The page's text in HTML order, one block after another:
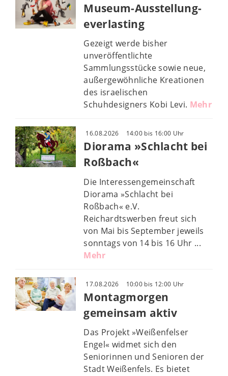
Museum-Ausstellung-
everlasting
Gezeigt werde bisher
unveröffentlichte
Sammlungsstücke sowie neue,
außergewöhnliche Kreationen
des israelischen
Schuhdesigners Kobi Levi. Mehr
16.08.2026 14:00 bis 16:00 Uhr
Diorama »Schlacht bei
Roßbach«
Die Interessengemeinschaft
Diorama »Schlacht bei
Roßbach« e.V.
Reichardtswerben freut sich
von Mai bis September jeweils
sonntags von 14 bis 16 Uhr ...
Mehr
17.08.2026 10:00 bis 12:00 Uhr
Montagmorgen
gemeinsam aktiv
Das Projekt »Weißenfelser
Engel« widmet sich den
Seniorinnen und Senioren der
Stadt Weißenfels. Es bietet